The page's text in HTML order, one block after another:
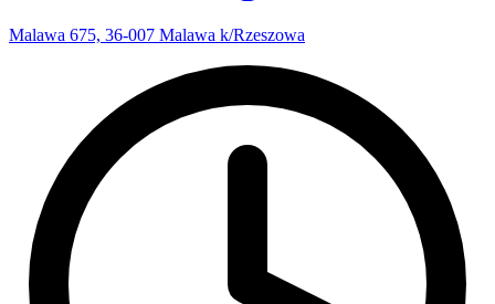
Malawa 675, 36-007 Malawa k/Rzeszowa